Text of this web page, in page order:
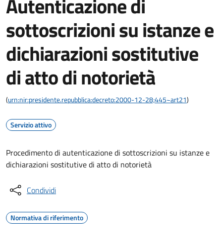
Autenticazione di
sottoscrizioni su istanze e
dichiarazioni sostitutive
di atto di notorietà
(urn:nir:presidente.repubblica:decreto:2000-12-28;445~art21)
Servizio attivo
Procedimento di autenticazione di sottoscrizioni su istanze e
dichiarazioni sostitutive di atto di notorietà
Condividi
Normativa di riferimento